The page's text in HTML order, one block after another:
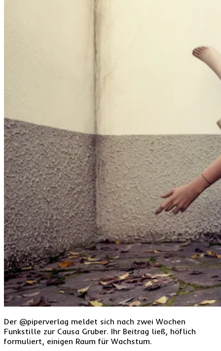
Der @piperverlag meldet sich nach zwei Wochen
Funkstille zur Causa Gruber. Ihr Beitrag ließ, höflich
formuliert, einigen Raum für Wachstum.